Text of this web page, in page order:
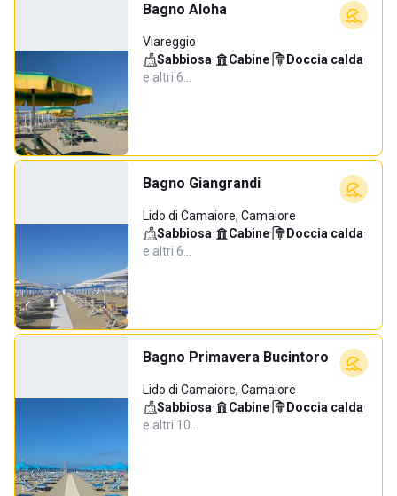
Bagno Aloha
Viareggio
Sabbiosa· Cabine· Doccia calda·
e altri 6…
Bagno Giangrandi
Lido di Camaiore, Camaiore
Sabbiosa· Cabine· Doccia calda·
e altri 6…
Bagno Primavera Bucintoro
Lido di Camaiore, Camaiore
Sabbiosa· Cabine· Doccia calda·
e altri 10…